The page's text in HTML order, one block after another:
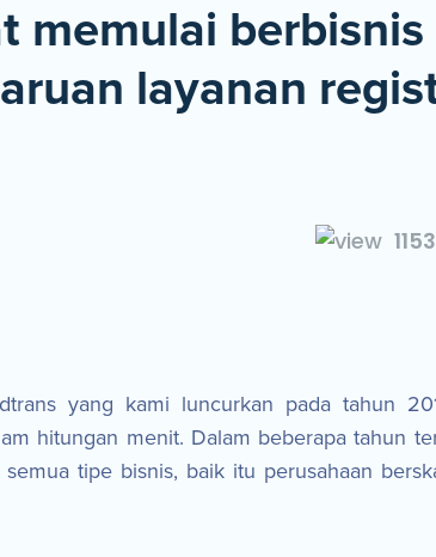
memulai berbisnis
layanan
yang kami luncurkan pada tahun
hitungan menit. Dalam beberapa tahun
tipe bisnis, baik itu perusahaan